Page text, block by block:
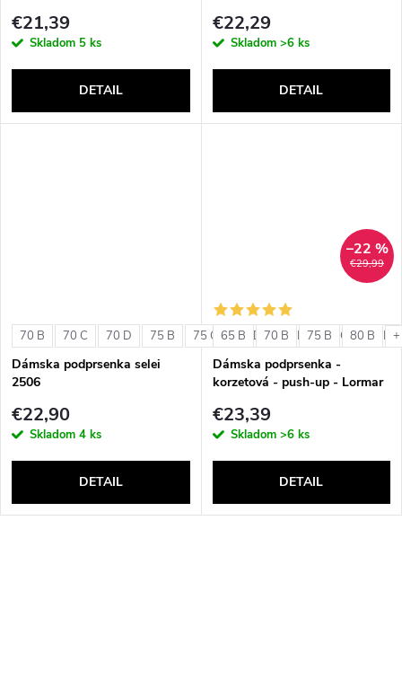
€21,39
Skladom 5 ks
DETAIL
€22,29
Skladom >6 ks
DETAIL
70 B 70 C 70 D 75 B 75 C 75 D 80 B 80 C 80 D
Dámska podprsenka selei
2506
€22,90
Skladom 4 ks
DETAIL
€29,99
–22 %
65 B 70 B 75 B 80 B
Dámska podprsenka -
korzetová - push-up - Lormar
€23,39
Skladom >6 ks
DETAIL